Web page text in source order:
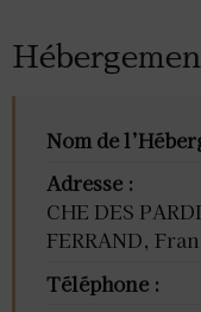
Nom de
Adresse :
CHE DES
FERRAND,
Téléphone :